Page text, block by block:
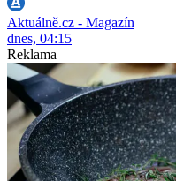
Aktuálně.cz - Magazín
dnes, 04:15
Reklama